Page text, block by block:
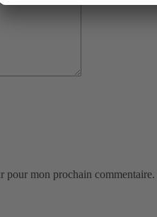
pour mon prochain commentaire.